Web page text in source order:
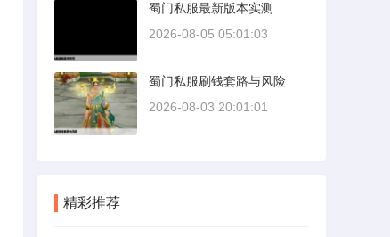
蜀门私服最新版本实测
2026-08-05 05:01:03
蜀门私服刷钱套路与风险
2026-08-03 20:01:01
精彩推荐